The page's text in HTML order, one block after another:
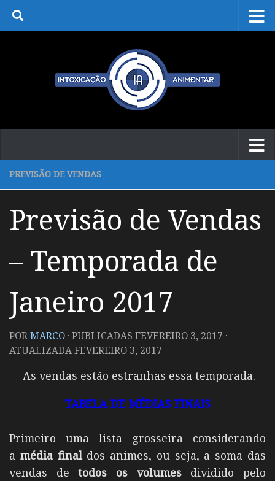
Skip to content
PREVISÃO DE VENDAS
Previsão de Vendas
– Temporada de
Janeiro 2017
PORMARCO · PUBLICADAS FEVEREIRO 3, 2017 ·
ATUALIZADAFEVEREIRO 3, 2017
As vendas estão estranhas essa temporada.
TABELA DE MÉDIAS FINAIS
Primeiro uma lista grosseira considerando
a média finaldos animes, ou seja, a soma das
vendas detodos os volumesdividido pelo